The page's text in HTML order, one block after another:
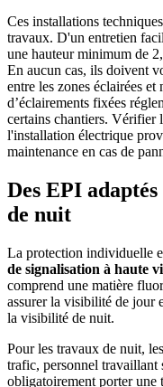
Ces installations
travaux. D'un entretien
une hauteur minimum de
En aucun cas, ils doivent
entre les zones éclairées
d’éclairements fixées
certains chantiers. Vérifier
l'installation électrique
maintenance en cas de
Des EPI
de nuit
La protection individuelle
de signalisation à haute
comprend une matière
assurer la visibilité de jour
la visibilité de nuit.
Pour les travaux de nuit,
trafic, personnel
obligatoirement porter une